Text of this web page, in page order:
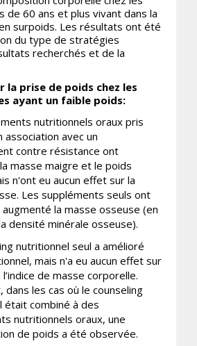
de 60 ans et plus vivant dans la
surpoids. Les résultats ont été
du type de stratégies
recherchés et de la
la prise de poids chez les
ayant un faible poids:
nutritionnels oraux pris
association avec un
contre résistance ont
masse maigre et le poids
n'ont eu aucun effet sur la
Les suppléments seuls ont
la masse osseuse (en
densité minérale osseuse).
nutritionnel seul a amélioré
mais n'a eu aucun effet sur
de masse corporelle.
dans les cas où le counseling
était combiné à des
nutritionnels oraux, une
de poids a été observée.